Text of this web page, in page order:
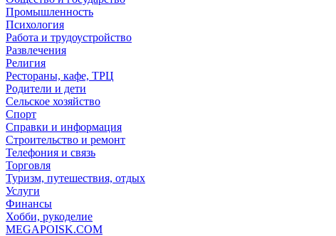
Промышленность
Психология
Работа и трудоустройство
Развлечения
Религия
Рестораны, кафе, ТРЦ
Родители и дети
Сельское хозяйство
Спорт
Справки и информация
Строительство и ремонт
Телефония и связь
Торговля
Туризм, путешествия, отдых
Услуги
Финансы
Хобби, рукоделие
MEGAPOISK.COM